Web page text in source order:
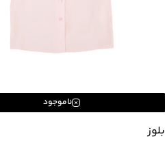
ناموجود
بلوز